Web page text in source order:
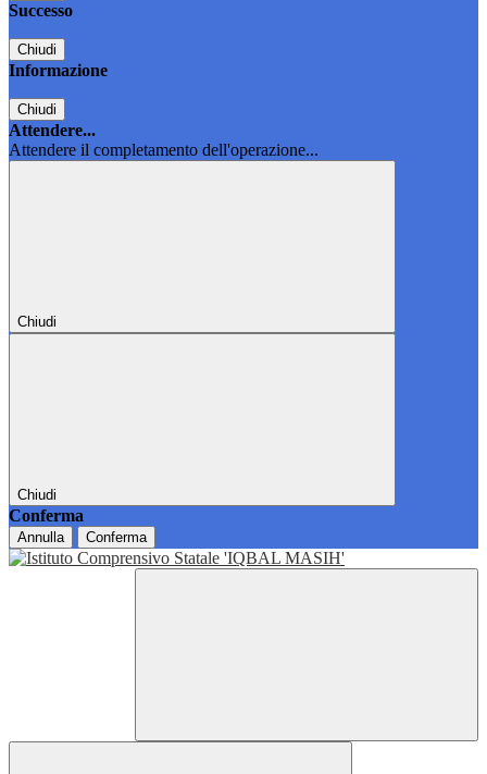
Successo
Chiudi
Informazione
Chiudi
Attendere...
Attendere il completamento dell'operazione...
Chiudi
Chiudi
Conferma
Annulla Conferma